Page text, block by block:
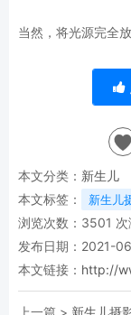
当然，将光源完全
本文分类： 新生儿
本文标签：
新生儿
浏览次数： 3501
发布日期：2021-
本文链接： http://